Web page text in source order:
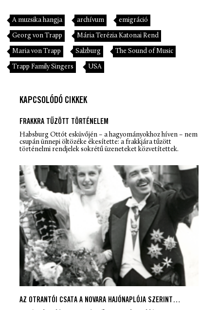
A muzsika hangja archívum emigráció
Georg von Trapp Mária Terézia Katonai Rend
Maria von Trapp Salzburg The Sound of Music
Trapp Family Singers USA
KAPCSOLÓDÓ CIKKEK
FRAKKRA TŰZÖTT TÖRTÉNELEM
Habsburg Ottót esküvőjén – a hagyományokhoz híven – nem
csupán ünnepi öltözéke ékesítette: a frakkjára tűzött
történelmi rendjelek sokrétű üzeneteket közvetítettek.
AZ OTRANTÓI CSATA A NOVARA HAJÓNAPLÓJA SZERINT…